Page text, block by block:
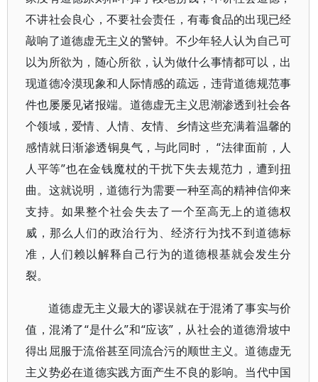
不讲社会良心，不要社会责任，有毒食品的出现已经
敲响了道德虚无主义的警钟。不少年轻人认为自己可
以为所欲为，随心所欲，认为做什么事情都可以，出
现道德冷漠现象和人际情感的疏远，违背道德规范事
件也屡屡见诸报端。道德虚无主义思潮渗透到社会各
个领域，爱情、人情、友情、乡情这些充满着温馨的
感情就日渐渗透铜臭气，与此同时， “法律面前，人
人平等”也在金钱魔杖的干扰下失去规范力，遭到扭
曲。这就说明，道德行为需要一种至高的精神信仰来
支持。如果整个社会失去了一个至高无上的道德权
威，那么人们的政治行为、经济行为找不到道德标
准，人们赖以解释自己行为的道德根基就会发生分
裂。
道德虚无主义最大的谬误就在于混淆了事实与价
值，混淆了“是什么”和“应该”，从社会的道德滑坡中
得出屈服于流俗甚至同流合污的顺世主义。道德虚无
主义势必在道德实践方面产生不良的影响。当代中国